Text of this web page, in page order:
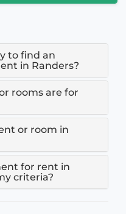
to find an
in Randers?
rooms are for
or room in
for rent in
criteria?